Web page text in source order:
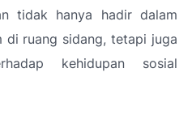
tidak hanya hadir dalam
di ruang sidang, tetapi juga
kehidupan sosial